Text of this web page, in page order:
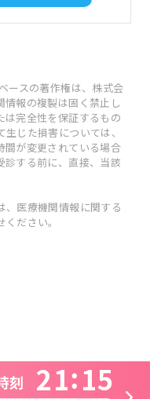
ースの著作権は、株式会
報の複製は固く禁止し
は完全性を保証するもの
じた損害については、
間が変更されている場合
診する前に、直接、当該
、医療機関情報に関する
ださい。
21 15